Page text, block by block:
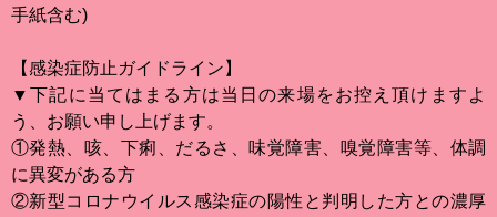
手紙含む)
【感染症防止ガイドライン】
▼下記に当てはまる方は当日の来場をお控え頂けますよ
う、お願い申し上げます。
①発熱、咳、下痢、だるさ、味覚障害、嗅覚障害等、体調
に異変がある方
②新型コロナウイルス感染症の陽性と判明した方との濃厚